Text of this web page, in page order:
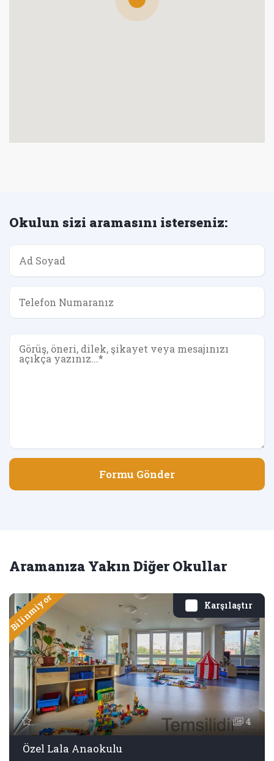
Okulun sizi aramasını isterseniz:
Formu Gönder
Aramanıza Yakın Diğer Okullar
Karşılaştır
Bilinmiyor
4
Özel Lala Anaokulu